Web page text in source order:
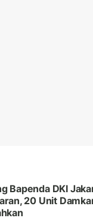
Bapenda DKI
20 Unit